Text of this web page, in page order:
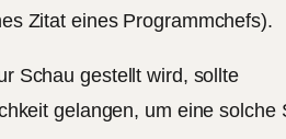
Zitat eines Programmchefs).
Schau gestellt wird, sollte
gelangen, um eine solche